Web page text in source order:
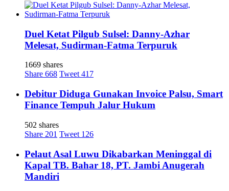
Duel Ketat Pilgub Sulsel: Danny-Azhar
Melesat, Sudirman-Fatma Terpuruk
1669 shares
Share 668 Tweet 417
Debitur Diduga Gunakan Invoice Palsu, Smart
Finance Tempuh Jalur Hukum
502 shares
Share 201 Tweet 126
Pelaut Asal Luwu Dikabarkan Meninggal di
Kapal TB. Bahar 18, PT. Jambi Anugerah
Mandiri